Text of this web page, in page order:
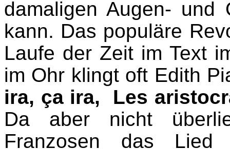
damaligen Augen- und
kann. Das populäre
Laufe der Zeit im Text
im Ohr klingt oft Edith
ira, ça ira, Les
Da aber nicht
Franzosen das